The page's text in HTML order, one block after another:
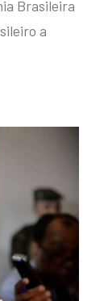
Brasileira
a